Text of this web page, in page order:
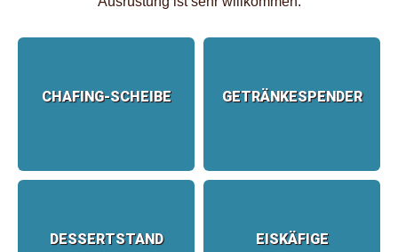
CHAFING-SCHEIBE GETRÄNKESPENDER
DESSERTSTAND EISKÄFIGE